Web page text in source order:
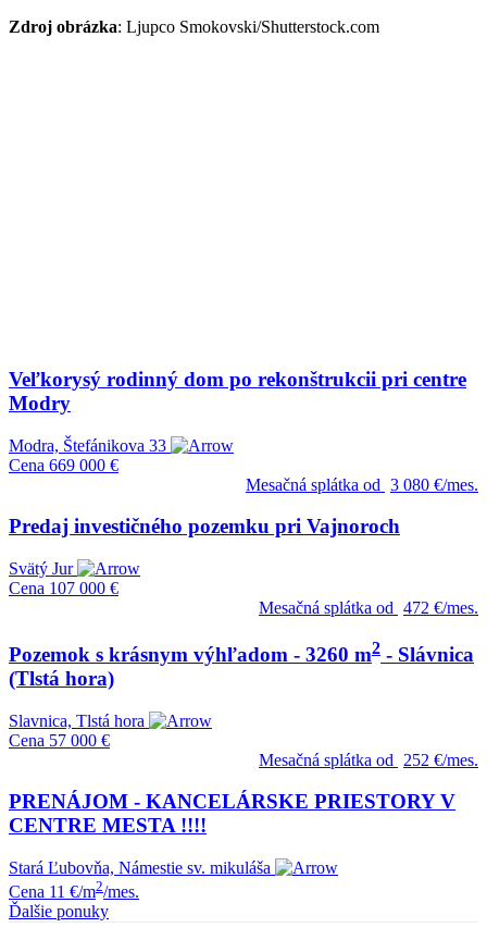
Zdroj obrázka: Ljupco Smokovski/Shutterstock.com
Veľkorysý rodinný dom po rekonštrukcii pri centre
Modry
Modra, Štefánikova 33
Cena 669 000 €
Mesačná splátka od 3 080 €/mes.
Predaj investičného pozemku pri Vajnoroch
Svätý Jur
Cena 107 000 €
Mesačná splátka od 472 €/mes.
Pozemok s krásnym výhľadom - 3260 m2 - Slávnica
(Tlstá hora)
Slavnica, Tlstá hora
Cena 57 000 €
Mesačná splátka od
252 €/mes.
PRENÁJOM - KANCELÁRSKE PRIESTORY V
CENTRE MESTA !!!!
Stará Ľubovňa, Námestie sv. mikuláša
Cena 11 €/m2/mes.
Ďalšie ponuky